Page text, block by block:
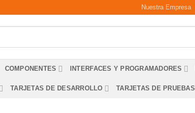
Nuestra Empresa
COMPONENTES INTERFACES Y PROGRAMADORES
TARJETAS DE DESARROLLO TARJETAS DE PRUEBAS